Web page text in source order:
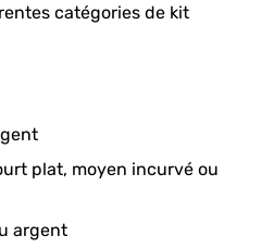
catégories de kit
plat, moyen incurvé ou
argent